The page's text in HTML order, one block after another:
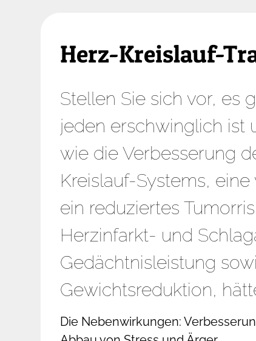
Herz-Kreislauf-
Stellen Sie sich vor, es
jeden erschwinglich ist
wie die Verbesserung
Kreislauf-Systems,
ein reduziertes
Herzinfarkt- und
Gedächtnisleistung
Gewichtsreduktion,
Die Nebenwirkungen: